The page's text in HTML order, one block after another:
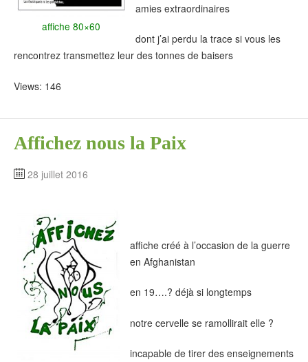
affiche 80×60
amies extraordinaires
dont j’ai perdu la trace si vous les
rencontrez transmettez leur des tonnes de baisers
Views: 146
Affichez nous la Paix
28 juillet 2016
affiche créé à l’occasion de la guerre
en Afghanistan
en 19….? déjà si longtemps
notre cervelle se ramollirait elle ?
incapable de tirer des enseignements